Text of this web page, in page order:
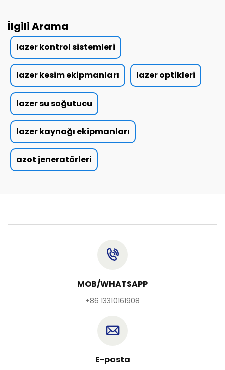
İlgili Arama
lazer kontrol sistemleri
lazer kesim ekipmanları lazer optikleri
lazer su soğutucu
lazer kaynağı ekipmanları
azot jeneratörleri
MOB/WHATSAPP
+86 13310161908
E-posta